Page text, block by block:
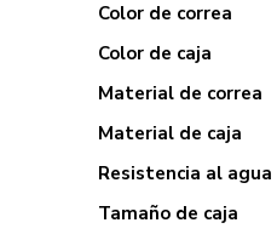
Color de correa
Color de caja
Material de correa
Material de caja
Resistencia al agua
Tamaño de caja